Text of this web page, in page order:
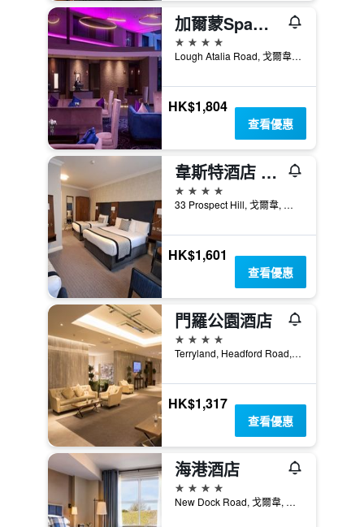
加爾蒙Spa酒店
4星級
Lough Atalia Road, 戈爾韋, 愛爾蘭
HK$1,804
查看優惠
韋斯特酒店 - 高威
4星級
33 Prospect Hill, 戈爾韋, 愛爾蘭
HK$1,601
查看優惠
門羅公園酒店
4星級
Terryland, Headford Road, 戈爾韋, 愛爾蘭
HK$1,317
查看優惠
海港酒店
4星級
New Dock Road, 戈爾韋, 愛爾蘭